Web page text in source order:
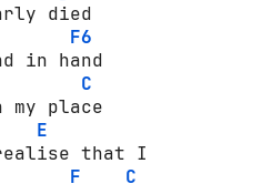
died
F6
in hand
C
my place
E
that I
F
C